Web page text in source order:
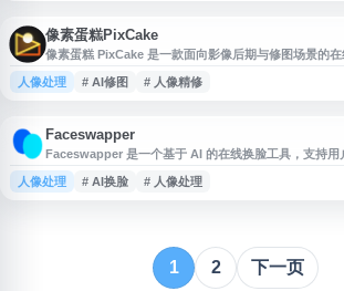
像素蛋糕PixCake
像素蛋糕 PixCake 是一款面向影像后期与修图场景的
技术的图片处理与效率提升服务，适用于摄影师、修图
者。平台可用于人像精修、图像优化等工作流程，帮助
人像处理 # AI修图 # 人像精修
Faceswapper
Faceswapper 是一个基于 AI 的在线换脸工具，支持用
进行人脸替换，适用于头像制作、趣味图片编辑、社交
通常提供简单的操作流程，用户无需安装软件即可完成
人像处理 # AI换脸 # 人像处理
1 2 下一页